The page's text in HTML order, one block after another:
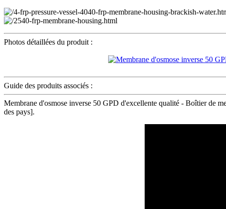
Photos détaillées du produit :
Guide des produits associés :
Membrane d'osmose inverse 50 GPD d'excellente qualité - Boîtier de
des pays].